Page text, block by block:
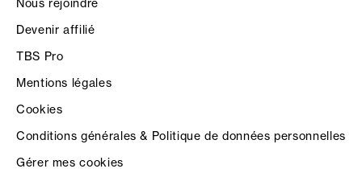
Nous rejoindre
Devenir affilié
TBS Pro
Mentions légales
Cookies
Conditions générales & Politique de données personnelles
Gérer mes cookies